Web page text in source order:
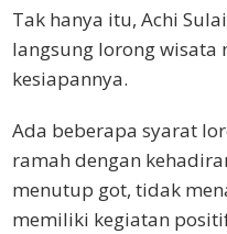
Tak hanya itu, Achi
langsung lorong wisata
kesiapannya.
Ada beberapa syarat
ramah dengan
menutup got, tidak
memiliki kegiatan